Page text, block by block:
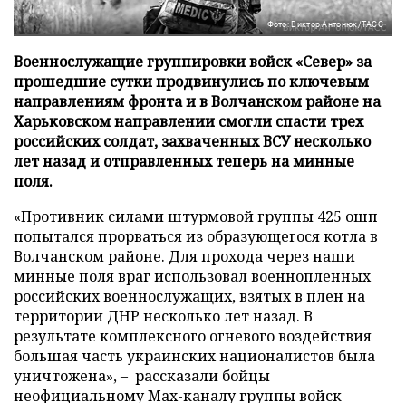
Фото: Виктор Антонюк/ТАСС
Военнослужащие группировки войск «Север» за
прошедшие сутки продвинулись по ключевым
направлениям фронта и в Волчанском районе на
Харьковском направлении смогли спасти трех
российских солдат, захваченных ВСУ несколько
лет назад и отправленных теперь на минные
поля.
«Противник силами штурмовой группы 425 ошп
попытался прорваться из образующегося котла в
Волчанском районе. Для прохода через наши
минные поля враг использовал военнопленных
российских военнослужащих, взятых в плен на
территории ДНР несколько лет назад. В
результате комплексного огневого воздействия
большая часть украинских националистов была
уничтожена», – рассказали бойцы
неофициальному Max-каналу группы войск